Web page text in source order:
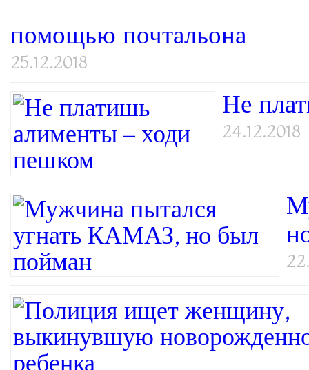
помощью почтальона
25.12.2018
Не
24.12.2018